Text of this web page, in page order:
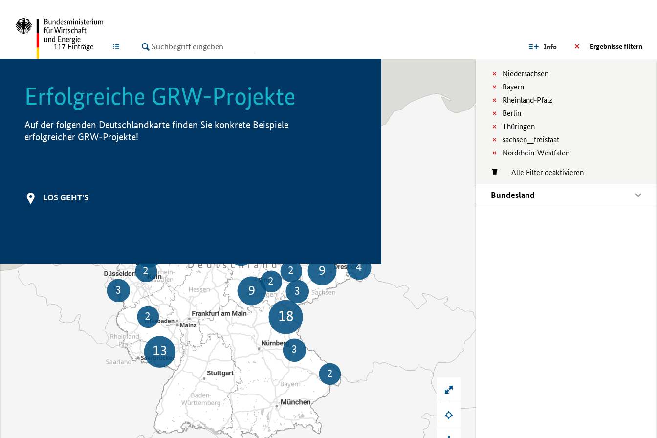
LISTE Ergebnisse filtern
Info
Niedersachsen
Bayern
Rheinland-Pfalz
Berlin
Thüringen
sachsen__freistaat
Nordrhein-Westfalen
Alle Filter deaktivieren
Bundesland
117 Einträge
Erfolgreiche GRW-Projekte
Auf der folgenden Deutschlandkarte finden Sie konkrete Beispiele
erfolgreicher GRW-Projekte!
LOS GEHT'S